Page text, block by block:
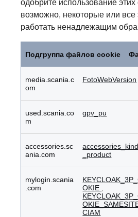
одобрите использование
возможно, некоторые или все
работать ненадлежащим
cookie
Подгруппа файлов cookie
media.scania.c
om
FotoWebVersion
used.scania.co
m
gpv_pu
accessories.sc
ania.com
_product
mylogin.scania
.com
OKIE
CIAM